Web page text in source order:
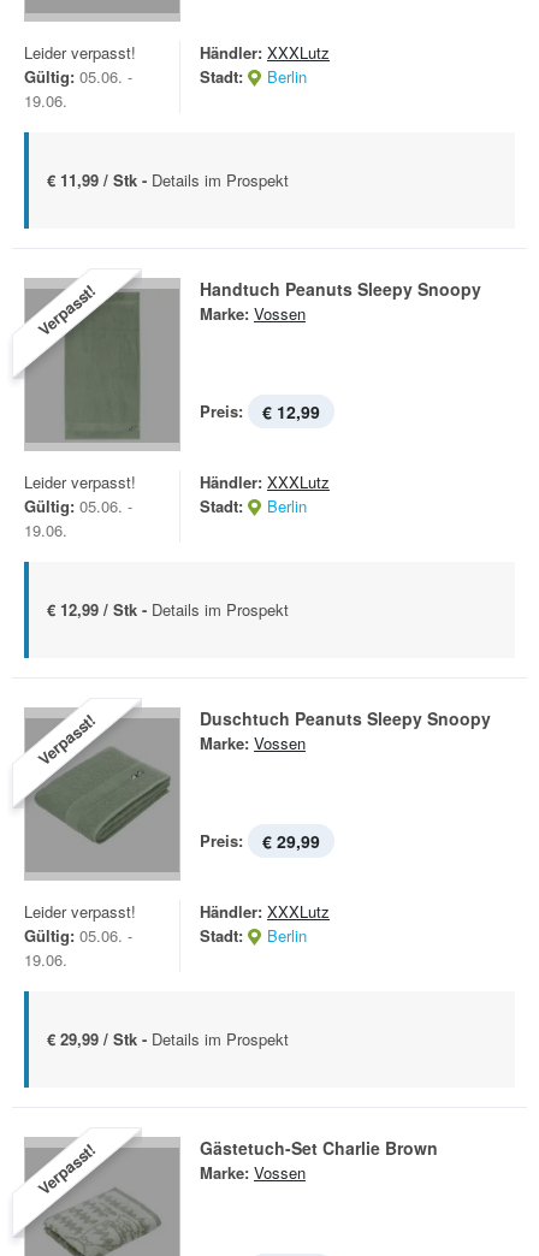
Leider verpasst!
Gültig: 05.06. -
19.06.
Händler: XXXLutz
Stadt:
Berlin
€ 11,99 / Stk - Details im Prospekt
Verpasst! Handtuch Peanuts Sleepy Snoopy
Marke: Vossen
Preis: € 12,99
Leider verpasst!
Gültig: 05.06. -
19.06.
Händler: XXXLutz
Stadt:
Berlin
€ 12,99 / Stk - Details im Prospekt
Verpasst! Duschtuch Peanuts Sleepy Snoopy
Marke: Vossen
Preis: € 29,99
Leider verpasst!
Gültig: 05.06. -
19.06.
Händler: XXXLutz
Stadt:
Berlin
€ 29,99 / Stk - Details im Prospekt
Verpasst! Gästetuch-Set Charlie Brown
Marke: Vossen